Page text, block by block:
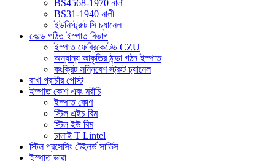
BS4568-1970 নালী
BS31-1940 নালী
ইউনিস্ট্রুট সি চ্যানেল
কোল্ড গঠিত ইস্পাত বিভাগ
ইস্পাত ফেব্রিকেটেড CZU
অন্যান্য আকৃতির ঠান্ডা গঠন ইস্পাত
কংক্রিট সন্নিবেশ স্ট্রুট চ্যানেল
রাখা প্রাচীর পোস্ট
ইস্পাত কোণ এবং মরীচি
ইস্পাত কোণ
স্টিল এইচ বিম
স্টিল ইউ বিম
ঢালাই T Lintel
স্টিল প্রসেসিং টেইলর্ড সার্ভিস
ইস্পাত ভারা